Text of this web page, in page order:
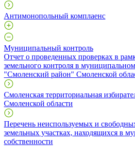
Антимонопольный комплаенс
Муниципальный контроль
Отчет о проведенных проверках в
земельного контроля в
"Смоленский район" Смоленской
Смоленская территориальная
Смоленской области
Перечень неиспользуемых и
земельных участках, находящихся в
собственности